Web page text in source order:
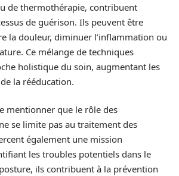
de thermothérapie, contribuent
de guérison. Ils peuvent être
la douleur, diminuer l’inflammation ou
Ce mélange de techniques
holistique du soin, augmentant les
la rééducation.
mentionner que le rôle des
se limite pas au traitement des
également une mission
les troubles potentiels dans le
ils contribuent à la prévention